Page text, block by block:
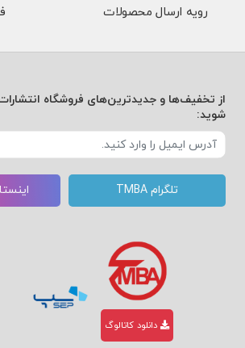
رویه ارسال محصولات
از تخفیف‌ها و جدیدترین‌های فروشگاه انتشارات
شوید:
تلگرام TMBA
دانلود کاتالوگ